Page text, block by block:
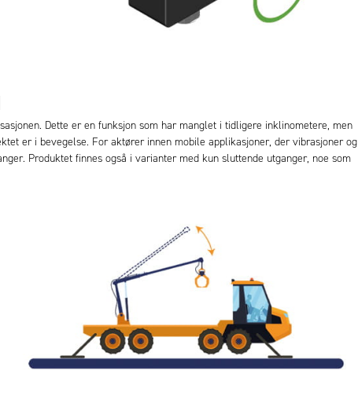
Dette er en funksjon som har manglet i tidligere inklinometere, men
er i bevegelse. For aktører innen mobile applikasjoner, der vibrasjoner og
Produktet finnes også i varianter med kun sluttende utganger, noe som